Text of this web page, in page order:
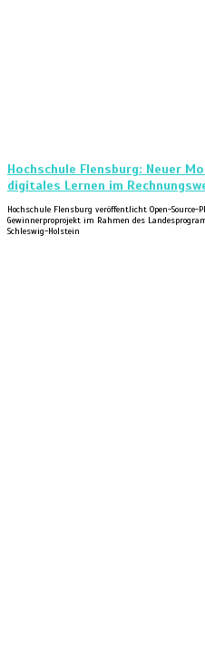
Hochschule Flensburg: Neuer
digitales Lernen im
Hochschule Flensburg veröffentlicht Open-
Gewinnerproprojekt im Rahmen des
Schleswig-Holstein